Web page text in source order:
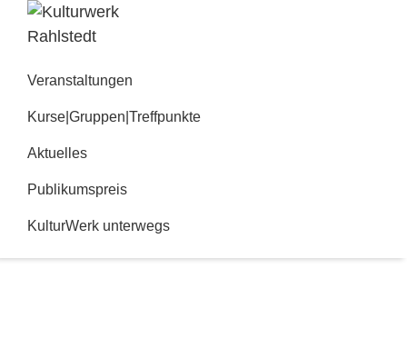
Hauptnavigation
Zum
Inhalt
Rahlstedt
Veranstaltungen
Kurse|Gruppen|Treffpunkte
Aktuelles
Publikumspreis
KulturWerk unterwegs